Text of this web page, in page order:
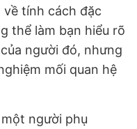
về tính cách đặc
thể làm bạn hiểu rõ
người đó, nhưng
mối quan hệ
người phụ